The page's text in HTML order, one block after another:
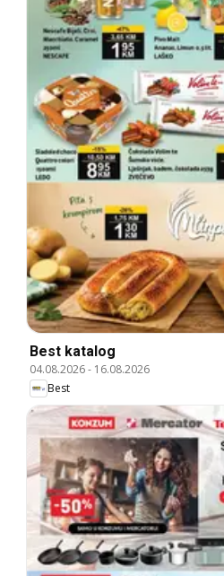
Best katalog
04.08.2026- 16.08.2026
Best